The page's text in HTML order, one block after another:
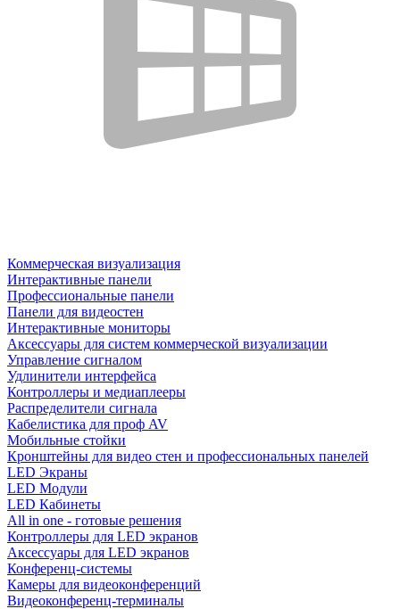
Коммерческая визуализация
Интерактивные панели
Профессиональные панели
Панели для видеостен
Интерактивные мониторы
Аксессуары для систем коммерческой визуализации
Управление сигналом
Удлинители интерфейса
Контроллеры и медиаплееры
Распределители сигнала
Кабелистика для проф AV
Мобильные стойки
Кронштейны для видео стен и профессиональных панелей
LED Экраны
LED Модули
LED Кабинеты
All in one - готовые решения
Контроллеры для LED экранов
Аксессуары для LED экранов
Конференц-системы
Камеры для видеоконференций
Видеоконференц-терминалы